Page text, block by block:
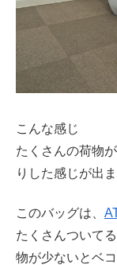
こんな感じ
たくさんの荷物
りした感じが出
このバッグは、
たくさんついて
物が少ないとベ